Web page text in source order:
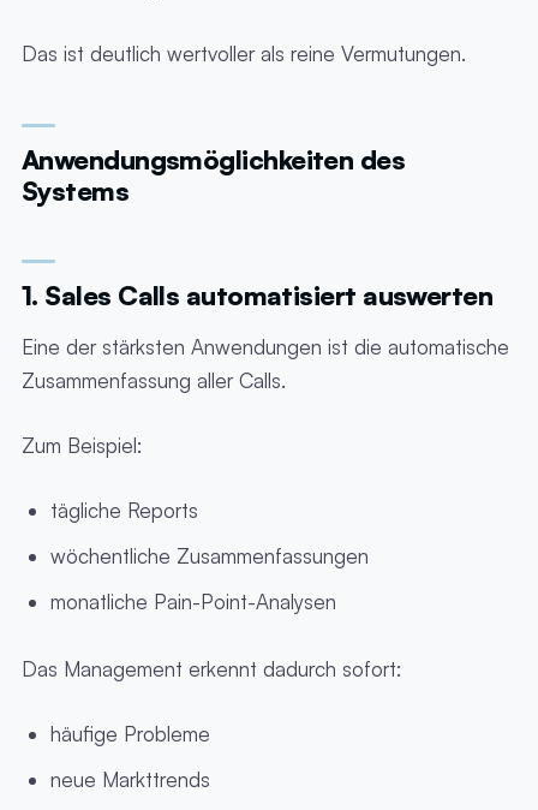
Das ist deutlich wertvoller als reine Vermutungen.
Anwendungsmöglichkeiten des
Systems
1. Sales Calls automatisiert auswerten
Eine der stärksten Anwendungen ist die automatische
Zusammenfassung aller Calls.
Zum Beispiel:
tägliche Reports
wöchentliche Zusammenfassungen
monatliche Pain-Point-Analysen
Das Management erkennt dadurch sofort:
häufige Probleme
neue Markttrends